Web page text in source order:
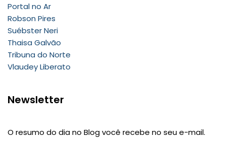
Portal no Ar
Robson Pires
Suébster Neri
Thaisa Galvão
Tribuna do Norte
Vlaudey Liberato
Newsletter
O resumo do dia no Blog você recebe no seu e-mail.